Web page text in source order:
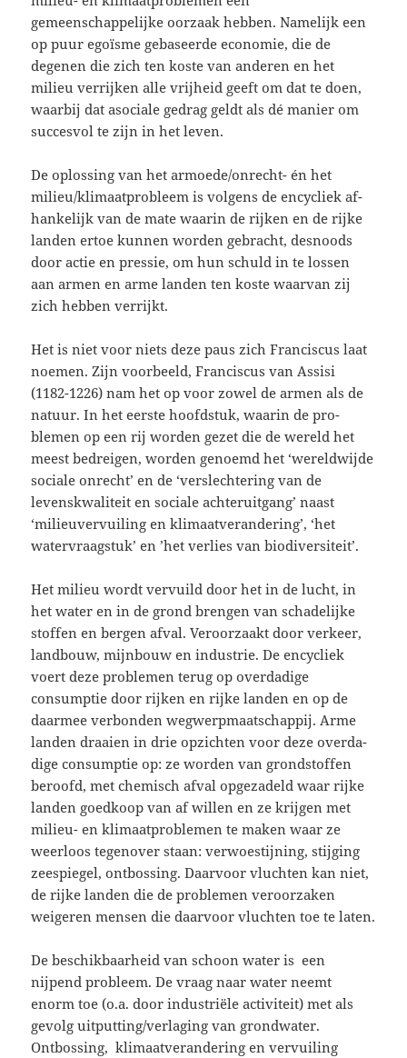
gemeenschappelijke oorzaak hebben. Namelijk een
op puur egoïsme gebaseerde economie, die de
degenen die zich ten koste van anderen en het
milieu verrijken alle vrijheid geeft om dat te doen,
waarbij dat aso­ciale gedrag geldt als dé manier om
succesvol te zijn in het leven.
De oplossing van het armoede/onrecht- én het
milieu/klimaatprobleem is volgens de encycliek af­
han­kelijk van de mate waarin de rijken en de rijke
landen ertoe kunnen worden gebracht, desnoods
door actie en pressie, om hun schuld in te lossen
aan armen en arme landen ten koste waarvan zij
zich hebben verrijkt.
Het is niet voor niets deze paus zich Franciscus laat
noemen. Zijn voorbeeld, Franciscus van Assisi
(1182-1226) nam het op voor zowel de armen als de
natuur. In het eerste hoofdstuk, waarin de pro­
blemen op een rij worden gezet die de wereld het
meest bedreigen, worden genoemd het ‘wereld­wijde
sociale on­recht’ en de ‘verslechtering van de
levenskwaliteit en sociale achteruitgang’ naast
‘milieuvervuiling en klimaatverandering’, ‘het
watervraagstuk’ en ’het verlies van biodiversiteit’.
Het milieu wordt vervuild door het in de lucht, in
het water en in de grond brengen van schadelijke
stof­fen en bergen afval. Veroorzaakt door verkeer,
landbouw, mijnbouw en in­dustrie. De encycliek
voert deze problemen terug op overdadige
consumptie door rijken en rijke landen en op de
daarmee verbonden wegwerpmaatschappij. Arme
landen draaien in drie opzichten voor deze overda­
dige consumptie op: ze worden van grondstoffen
beroofd, met chemisch afval opgezadeld waar rijke
lan­den goedkoop van af willen en ze krijgen met
milieu- en klimaatproblemen te maken waar ze
weer­loos tegenover staan: verwoestijning, stijging
zeespiegel, ontbossing. Daarvoor vluchten kan niet,
de rijke landen die de problemen veroorzaken
weigeren mensen die daarvoor vluchten toe te laten.
De beschikbaarheid van schoon water is een
nijpend probleem. De vraag naar water neemt
enorm toe (o.a. door industriële activiteit) met als
gevolg uitputting/verlaging van grondwater.
Ontbossing, klimaatverandering en vervuiling